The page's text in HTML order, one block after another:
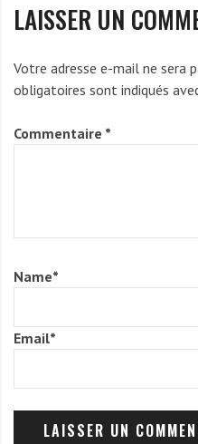
LAISSER UN
Votre adresse e-mail ne sera
obligatoires sont indiqués
Commentaire *
Name*
Email*